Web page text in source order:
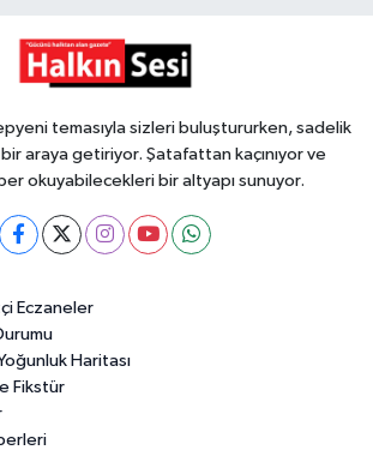
temasıyla sizleri buluştururken, sadelik
araya getiriyor. Şatafattan kaçınıyor ve
okuyabilecekleri bir altyapı sunuyor.
Eczaneler
Haritası
Fikstür